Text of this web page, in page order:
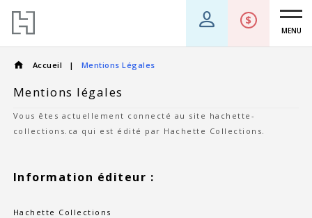
MENU
Accueil Mentions Légales
Mentions légales
Vous êtes actuellement connecté au site hachette-
collections.ca qui est édité par Hachette Collections.
Information éditeur :
Hachette Collections